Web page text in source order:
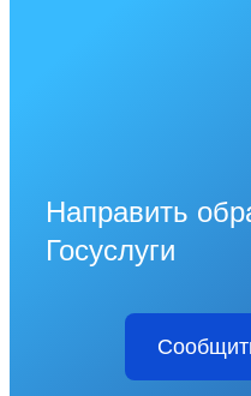
Направить
Госуслуги